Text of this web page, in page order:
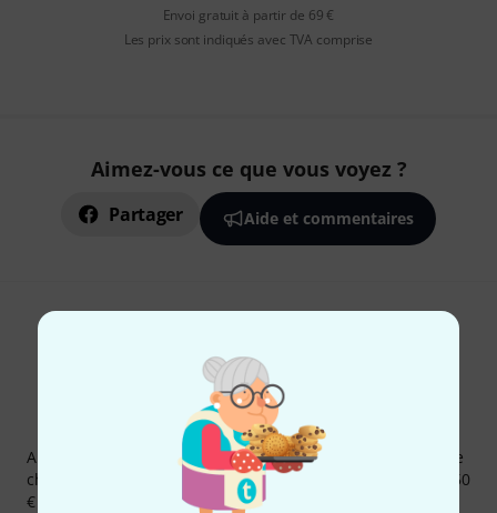
Envoi gratuit à partir de 69 €
Les prix sont indiqués avec TVA comprise
Aimez-vous ce que vous voyez ?
Partager Aide et commentaires
Newsletters Thomann
Abonnez-vous à la newsletter Thomann et, avec un peu de
chance, gagnez l'un des 50 bons d'achat d'une valeur de 50
€ chacun!